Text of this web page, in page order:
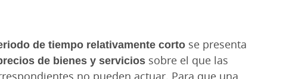
de tiempo relativamente corto se presenta
de bienes y servicios sobre el que las